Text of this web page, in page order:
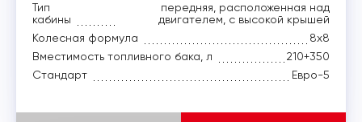
Тип
кабины
передняя, расположенная над
двигателем, с высокой крышей
Колесная формула
8x8
Вместимость топливного бака, л
210+350
Стандарт
Евро-5